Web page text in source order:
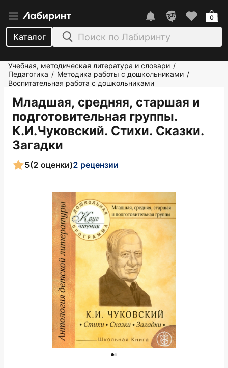
Каталог
0
Учебная, методическая литература и словари /
Педагогика / Методика работы с дошкольниками /
Воспитательная работа с дошкольниками
Младшая, средняя, старшая и
подготовительная группы.
К.И.Чуковский. Стихи. Сказки.
Загадки
5(2 оценки)2 рецензии